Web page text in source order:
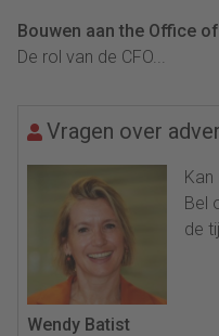
Bouwen aan the Office
De rol van de CFO...
Vragen over
Kan
Bel
de
Wendy Batist